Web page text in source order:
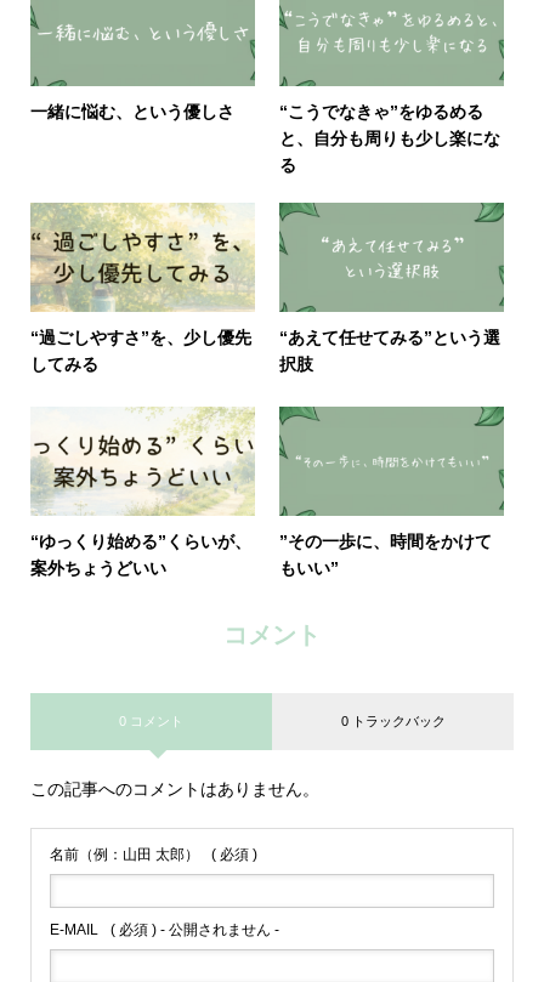
一緒に悩む、という優しさ
“こうでなきゃ”をゆるめる
と、自分も周りも少し楽にな
る
“過ごしやすさ”を、少し優先
してみる
“あえて任せてみる”という選
択肢
“ゆっくり始める”くらいが、
案外ちょうどいい
”その一歩に、時間をかけて
もいい”
コメント
0 コメント 0 トラックバック
この記事へのコメントはありません。
名前（例：山田 太郎） ( 必須 )
E-MAIL ( 必須 ) - 公開されません -